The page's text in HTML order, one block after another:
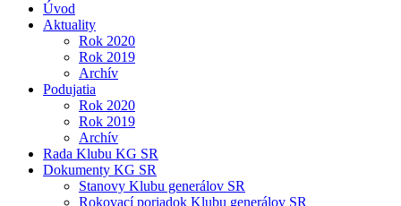
Úvod
Aktuality
Rok 2020
Rok 2019
Archív
Podujatia
Rok 2020
Rok 2019
Archív
Rada Klubu KG SR
Dokumenty KG SR
Stanovy Klubu generálov SR
Rokovací poriadok Klubu generálov SR